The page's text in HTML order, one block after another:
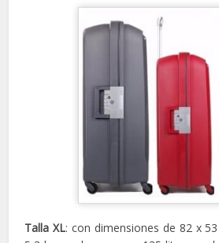
Talla XL: con dimensiones de 82 x